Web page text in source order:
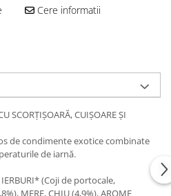
Cere informatii
SCORȚIȘOARĂ, CUIȘOARE ȘI
de condimente exotice combinate
de iarnă.
IERBURI* (Coji de portocale,